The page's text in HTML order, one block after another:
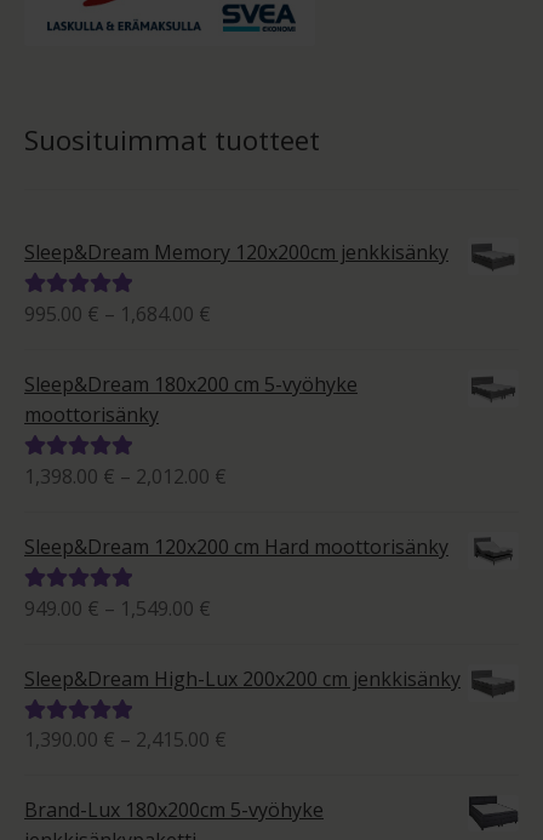
Suosituimmat tuotteet
Sleep&Dream Memory 120x200cm jenkkisänky
Arvostelu
995.00 € – 1,684.00 €
-
1,684.00 €
Sleep&Dream 180x200 cm 5-vyöhyke
moottorisänky
Arvostelu
1,398.00 € – 2,012.00 €
-
Sleep&Dream 120x200 cm Hard moottorisänky
Arvostelu
949.00 € – 1,549.00 €
1,549.00 €
Sleep&Dream High-Lux 200x200 cm jenkkisänky
Arvostelu
5.00
/ 5
1,390.00 € – 2,415.00 €
-
2,415.00 €
Brand-Lux 180x200cm 5-vyöhyke